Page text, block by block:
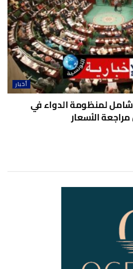
أخبار
شامل لمنظومة الدواء في
الأسعار